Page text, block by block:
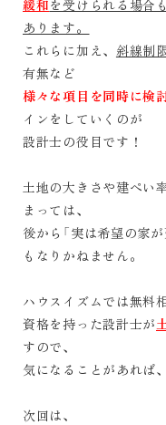
緩和を受けられる場合
あります。
これらに加え、 斜線制
有無など
様々な項目を同時に検
インをしていくのが
設計士の役目です！
土地の大きさや建ぺい
まっては、
後から「実は希望の家
もなりかねません。
ハウスイズムでは無料
資格を持った設計士が
すので、
気になることがあれば
次回は、